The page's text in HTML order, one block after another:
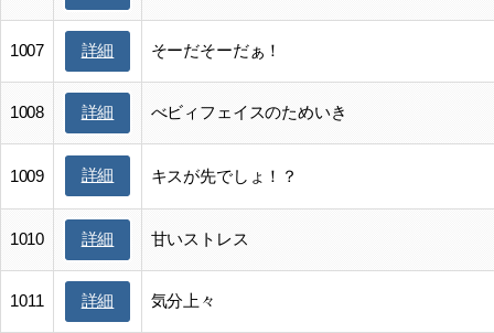
1007 詳細 そーだそーだぁ！
1008 詳細 べビィフェイスのためいき
1009 詳細 キスが先でしょ！？
1010 詳細 甘いストレス
1011 詳細 気分上々